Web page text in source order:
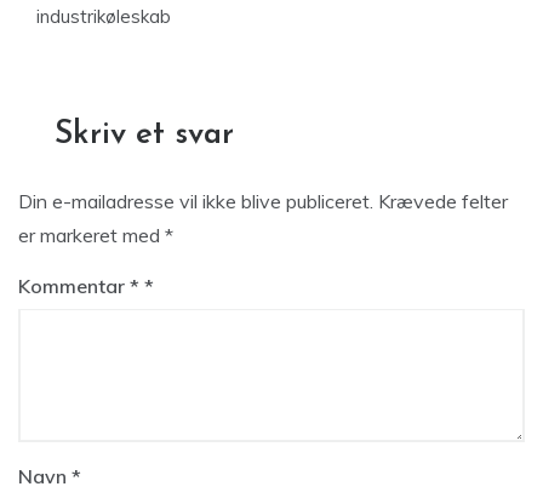
industrikøleskab
Skriv et svar
Din e-mailadresse vil ikke blive publiceret. Krævede felter
er markeret med *
Kommentar *
Navn *